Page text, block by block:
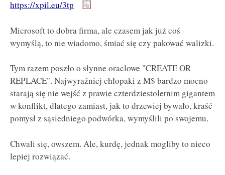
https://xpil.eu/3tp
Microsoft to dobra firma, ale czasem jak już coś
wymyślą, to nie wiadomo, śmiać się czy pakować walizki.
Tym razem poszło o słynne oraclowe "CREATE OR
REPLACE". Najwyraźniej chłopaki z M$ bardzo mocno
starają się nie wejść z prawie czterdziestoletnim gigantem
w konflikt, dlatego zamiast, jak to drzewiej bywało, kraść
pomysł z sąsiedniego podwórka, wymyślili po swojemu.
Chwali się, owszem. Ale, kurdę, jednak mogliby to nieco
lepiej rozwiązać.